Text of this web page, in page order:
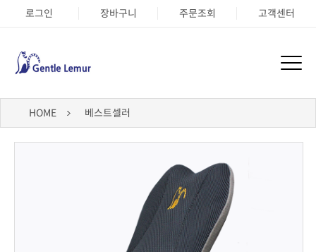
로그인 장바구니 주문조회 고객센터
HOME 베스트셀러